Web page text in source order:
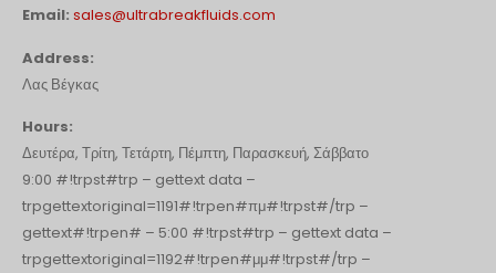
Email: sales@ultrabreakfluids.com
Address:
Λας Βέγκας
Hours:
Δευτέρα, Τρίτη, Τετάρτη, Πέμπτη, Παρασκευή, Σάββατο
9:00 #!trpst#trp – gettext data –
trpgettextoriginal=1191#!trpen#πμ#!trpst#/trp –
gettext#!trpen# – 5:00 #!trpst#trp – gettext data –
trpgettextoriginal=1192#!trpen#μμ#!trpst#/trp –
Русский
Română
Български
Dansk
Nederlands
Nederlands (België)